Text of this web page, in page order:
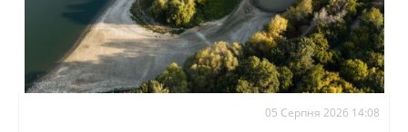
05 Серпня 2026 14:08